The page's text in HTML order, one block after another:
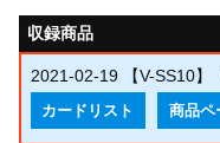
収録商品
2021-02-19 【V-SS10
カードリスト 商品ペ